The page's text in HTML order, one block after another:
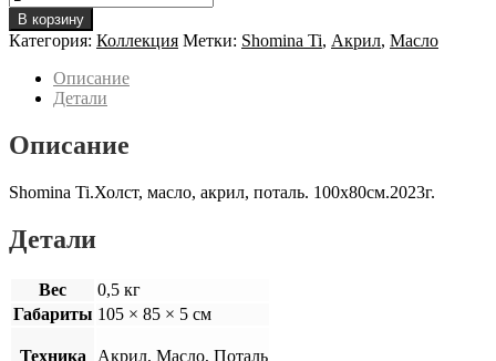
товара
"Дуальность"
В корзину
Категория: Коллекция Метки: Shomina Ti, Акрил, Масло
Описание
Детали
Описание
Shomina Ti.Холст, масло, акрил, поталь. 100х80см.2023г.
Детали
Вес
0,5 кг
Габариты 105 × 85 × 5 см
Техника Акрил, Масло, Поталь